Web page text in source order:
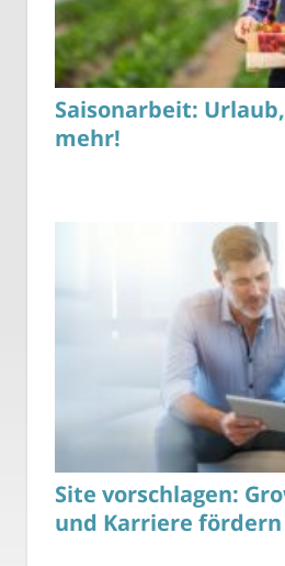
Saisonarbeit:
mehr!
Site vorschlagen:
und Karriere fördern